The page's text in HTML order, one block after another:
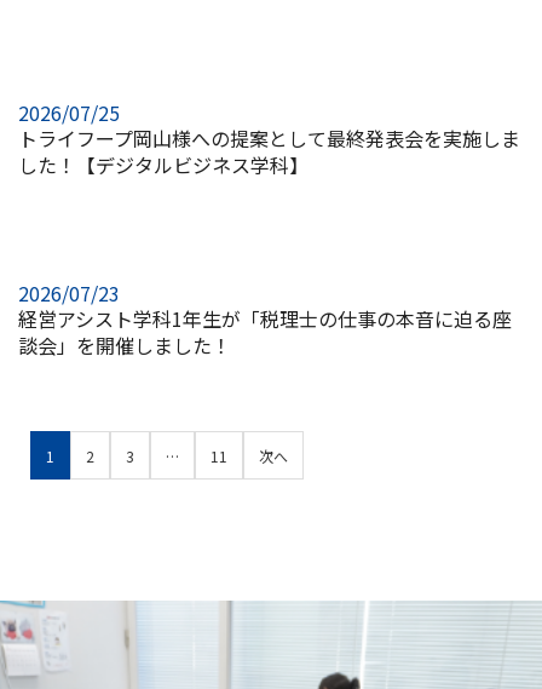
2026/07/25
トライフープ岡山様への提案として最終発表会を実施しま
した！【デジタルビジネス学科】
2026/07/23
経営アシスト学科1年生が「税理士の仕事の本音に迫る座
談会」を開催しました！
1 2 3 … 11 次へ